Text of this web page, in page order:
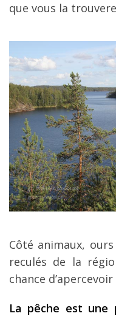
que vous la
Côté animaux,
reculés de la
chance d’apercevoir
La pêche est une